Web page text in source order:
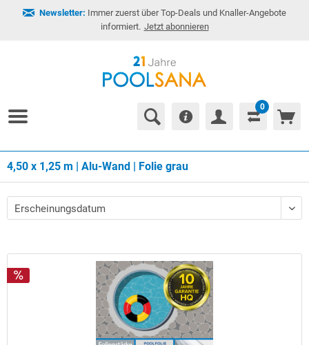
Newsletter: Immer zuerst über Top-Deals und Knaller-Angebote
informiert. Jetzt abonnieren
0
4,50 x 1,25 m | Alu-Wand | Folie grau